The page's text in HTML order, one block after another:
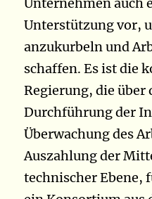
Unternehmen auch
Unterstützung vor,
anzukurbeln und
schaffen. Es ist die
Regierung, die über
Durchführung der
Überwachung des
Auszahlung der
technischer Ebene,